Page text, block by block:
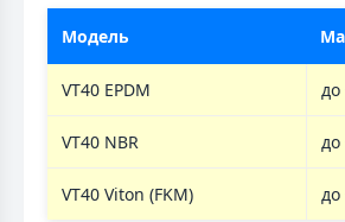
Модель
VT40 EPDM до
VT40 NBR до
VT40 Viton (FKM) до